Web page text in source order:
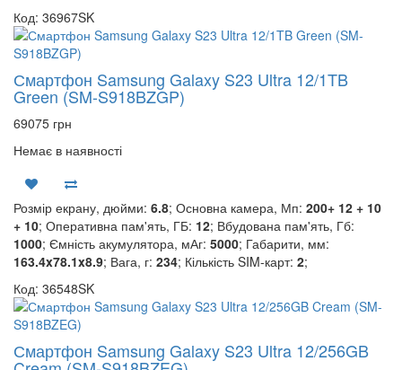
Код: 36967SK
Смартфон Samsung Galaxy S23 Ultra 12/1TB
Green (SM-S918BZGP)
69075 грн
Немає в наявності
Розмір екрану, дюйми: 6.8; Основна камера, Мп: 200+ 12 + 10
+ 10; Оперативна пам'ять, ГБ: 12; Вбудована пам'ять, Гб:
1000; Ємність акумулятора, мАг: 5000; Габарити, мм:
163.4x78.1x8.9; Вага, г: 234; Кількість SIM-карт: 2;
Код: 36548SK
Смартфон Samsung Galaxy S23 Ultra 12/256GB